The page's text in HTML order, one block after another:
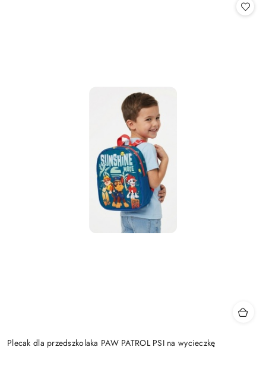
Plecak dla przedszkolaka PAW PATROL PSI na wycieczkę